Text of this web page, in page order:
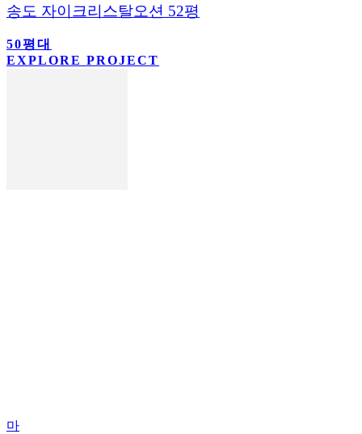
송도 자이크리스탈오션 52평
50평대
EXPLORE PROJECT
마